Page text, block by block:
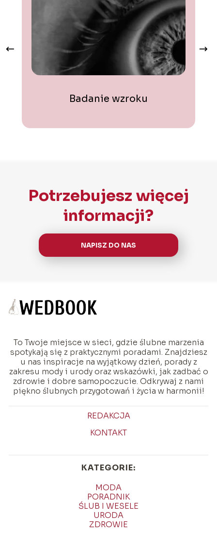
Badanie wzroku
Potrzebujesz więcej
informacji?
NAPISZ DO NAS
To Twoje miejsce w sieci, gdzie ślubne marzenia
spotykają się z praktycznymi poradami. Znajdziesz
u nas inspiracje na wyjątkowy dzień, porady z
zakresu mody i urody oraz wskazówki, jak zadbać o
zdrowie i dobre samopoczucie. Odkrywaj z nami
piękno ślubnych przygotowań i życia w harmonii!
REDAKCJA
KONTAKT
KATEGORIE:
MODA
PORADNIK
ŚLUB I WESELE
URODA
ZDROWIE